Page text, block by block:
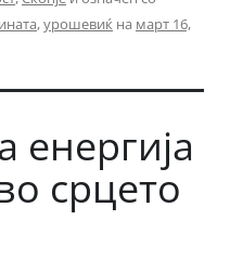
,урошевиќ на март 16,
енергија
срцето